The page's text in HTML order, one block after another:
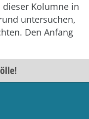
Kolumne in
untersuchen,
Den Anfang